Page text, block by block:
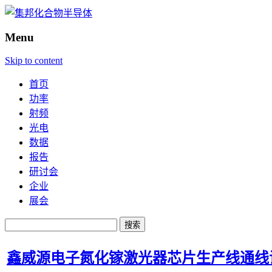
Menu
Skip to content
首页
功率
射频
光电
数据
报告
研讨会
企业
展会
鑫威源电子氮化镓激光器芯片生产线通